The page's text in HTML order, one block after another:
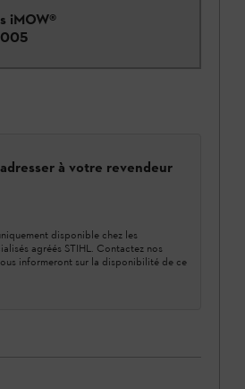
iMOW®
à votre revendeur
disponible chez les
agréés STIHL. Contactez nos
informeront sur la disponibilité de ce